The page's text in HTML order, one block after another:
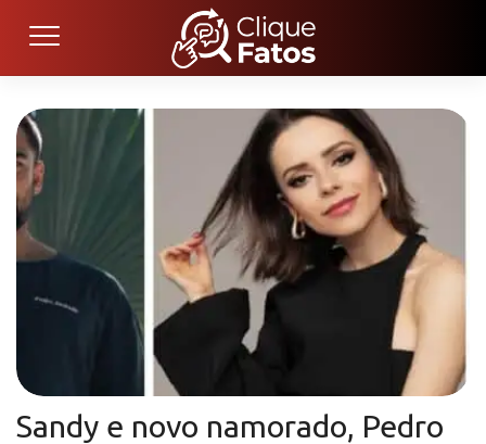
Sandy e novo namorado, Pedro